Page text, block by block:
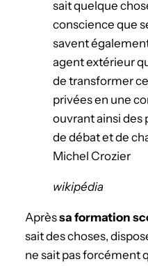
sait quelque
conscience que
savent
agent extérieur
de transformer
privées en une
ouvrant ainsi des
de débat et de
Michel Crozier
wikipédia
Aprèssa formation
sait des choses,
ne sait pas forcément